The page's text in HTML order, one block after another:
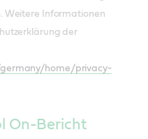
Weitere Informationen
der
home/privacy-
On-Bericht